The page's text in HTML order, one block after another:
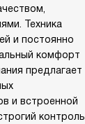
Техника
и постоянно
комфорт
предлагает
и встроенной
контроль